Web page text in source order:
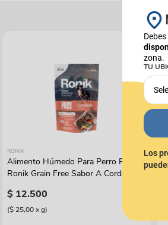
RONIK
Alimento Húmedo Para Perro Reelds
Ronik Grain Free Sabor A Cordero
$ 12.500
($ 25,00xg)
zona.
TU
Los